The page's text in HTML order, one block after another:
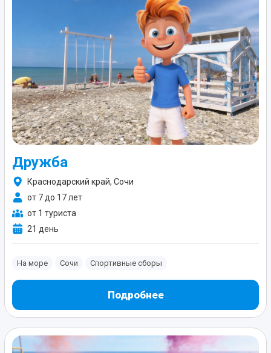
Дружба
Краснодарский край, Сочи
от 7 до 17 лет
от 1 туриста
21 день
На море Сочи Спортивные сборы
Подробнее